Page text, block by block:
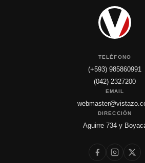
TELÉFONO
(+593) 985860991
(042) 2327200
EMAIL
DIRECCIÓN
Aguirre 734 y